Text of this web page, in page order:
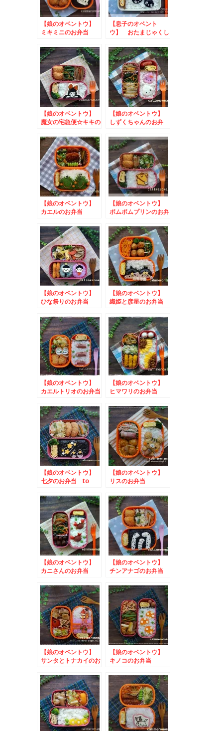
【娘のオベントウ】
ミキミニのお弁当
新商品記念キャンペー
ン
【息子のオベント
ウ】 おたまじゃくし
【娘のオベントウ】
魔女の宅急便☆キキの
バレンタインキャンペ
ーン
【娘のオベントウ】
しずくちゃんのお弁
ーズ写真投稿キャンペ
ーン
【娘のオベントウ】
カエルのお弁当
きイースターキャンペ
ーン
【娘のオベントウ】
ポムポムプリンのお弁
我が家の味噌鍋を投稿
しようキャンペーン
【娘のオベントウ】
ひな祭りのお弁当
わ写真投稿キャンペー
ン
【娘のオベントウ】
織姫と彦星のお弁当
トキャンペーン
【娘のオベントウ】
カエルトリオのお弁当
【娘のオベントウ】
ヒマワリのお弁当
かよし時間
【娘のオベントウ】
七夕のお弁当 to
ーン
【娘のオベントウ】
リスのお弁当
【娘のオベントウ】
カニさんのお弁当
きおにこミニぬいぐる
みキャンペーン
【娘のオベントウ】
チンアナゴのお弁当
ペーン
【娘のオベントウ】
サンタとトナカイのお
【娘のオベントウ】
キノコのお弁当